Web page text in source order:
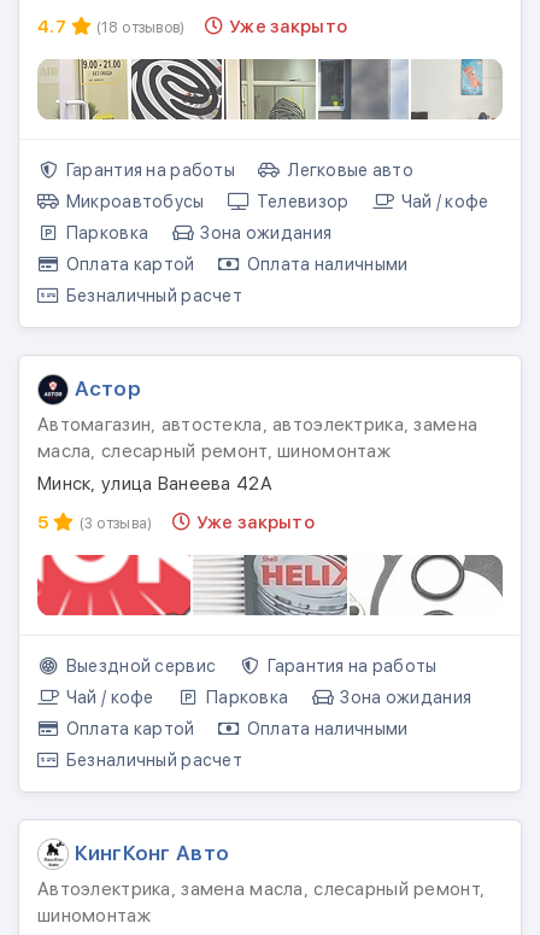
4.7
(18 отзывов) Уже закрыто
Гарантия на работы
Легковые авто
Микроавтобусы
Телевизор
Чай / кофе
Парковка
Зона ожидания
Оплата картой
Оплата наличными
Безналичный расчет
Астор
Автомагазин, автостекла, автоэлектрика, замена
масла, слесарный ремонт, шиномонтаж
Минск, улица Ванеева 42А
5
(3 отзыва) Уже закрыто
Выездной сервис
Гарантия на работы
Чай / кофе
Парковка
Зона ожидания
Оплата картой
Оплата наличными
Безналичный расчет
КингКонг Авто
Автоэлектрика, замена масла, слесарный ремонт,
шиномонтаж